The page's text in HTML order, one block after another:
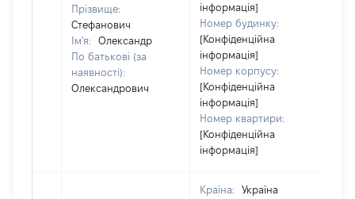
Прізвище:
Стефанович
Ім'я:
Олександр
По батькові (за
наявності):
Олександрович
інформація]
Номер будинку:
[Конфіденційна
інформація]
Номер корпусу:
[Конфіденційна
інформація]
Номер квартири:
[Конфіденційна
інформація]
Країна: Україна